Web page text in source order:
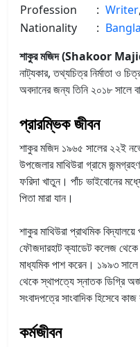
Profession
: Writer,
Nationality
:
শাকুর মজিদ (Shakoor
নাট্যকার, তথ্যচিত্র নির্মাতা ও
অবদানের জন্য তিনি ২০১৮ সালে
প্রারম্ভিক জীবন
শাকুর মজিদ ১৯৬৫ সালের ২২ই
উপজেলার মাথিউরা গ্রামে
ফরিদা খাতুন। পাঁচ ভাইবোনের
পিতা মারা যান।
শাকুর মাথিউরা প্রাথমিক
ফৌজদারহাট ক্যাডেট কলেজ
মাধ্যমিক পাশ করেন। ১৯৯৩ সালে
থেকে স্থাপত্যে স্নাতক ডিগ্রি
সংবাদপত্রে সাংবাদিক হিসেবে
কর্মজীবন